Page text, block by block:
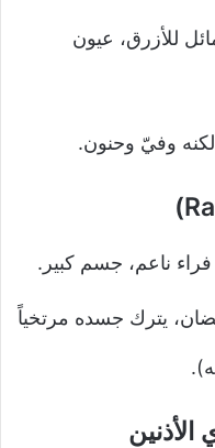
للأزرق، عيون
وفيّ وحنون.
ناعم، جسم كبير.
يترك جسده مرتخياً